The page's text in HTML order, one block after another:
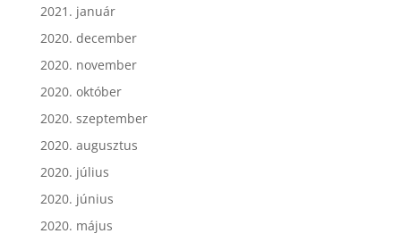
2021. január
2020. december
2020. november
2020. október
2020. szeptember
2020. augusztus
2020. július
2020. június
2020. május